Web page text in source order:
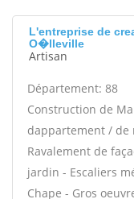
L'entreprise de
O�lleville
Artisan
Département: 88
Construction de
dappartement /
Ravalement de
jardin - Escaliers
Chape - Gros